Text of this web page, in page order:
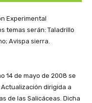
Experimental
temas serán: Taladrillo
Avispa sierra.
14 de mayo de 2008 se
dirigida a
de las Salicáceas. Dicha